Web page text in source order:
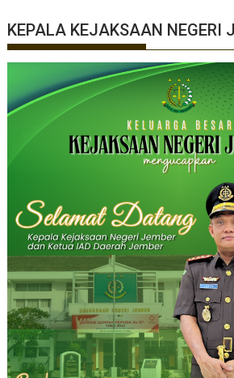
KEPALA KEJAKSAAN NEGERI